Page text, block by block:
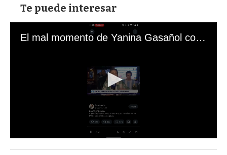
Te puede interesar
El mal momento de Yanina Gasañol con un hincha argentino en "Subrayado"
s